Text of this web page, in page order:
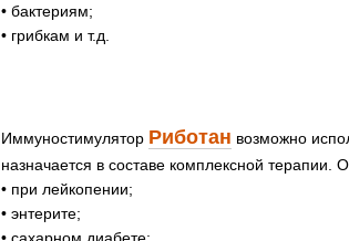
• бактериям;
• грибкам и т.д.
Иммуностимулятор Риботан возможно
назначается в составе комплексной терапии.
• при лейкопении;
• энтерите;
• сахарном диабете;